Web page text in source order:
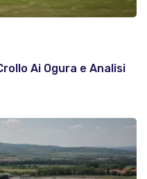
Ai Ogura e Analisi